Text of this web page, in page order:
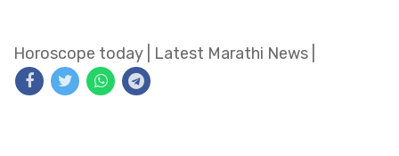
Horoscope today Latest Marathi News